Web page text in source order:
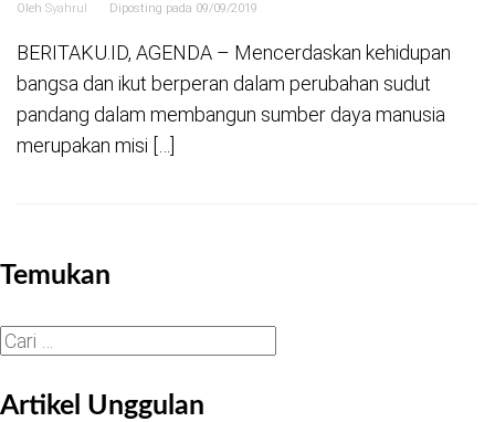
Oleh Syahrul Diposting pada 09/09/2019
BERITAKU.ID, AGENDA – Mencerdaskan kehidupan
bangsa dan ikut berperan dalam perubahan sudut
pandang dalam membangun sumber daya manusia
merupakan misi […]
Temukan
Cari
Artikel Unggulan